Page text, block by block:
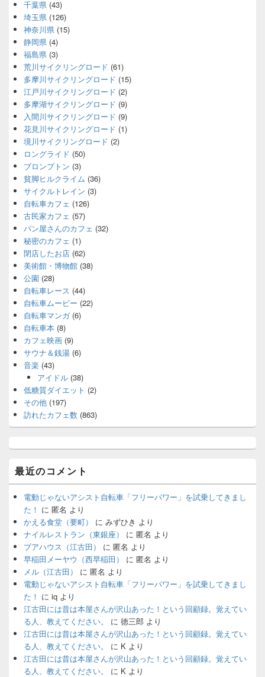
千葉県 (43)
埼玉県 (126)
神奈川県 (15)
静岡県 (4)
福島県 (3)
荒川サイクリングロード (61)
多摩川サイクリングロード (15)
江戸川サイクリングロード (2)
多摩湖サイクリングロード (9)
入間川サイクリングロード (9)
花見川サイクリングロード (1)
境川サイクリングロード (2)
ロングライド (50)
ブロンプトン (3)
貧脚ヒルクライム (36)
サイクルトレイン (3)
自転車カフェ (126)
古民家カフェ (57)
パン屋さんのカフェ (32)
秘密のカフェ (1)
閉店したお店 (62)
美術館・博物館 (38)
公園 (28)
自転車レース (44)
自転車ムービー (22)
自転車マンガ(6)
自転車本 (8)
カフェ映画 (9)
サウナ＆銭湯 (6)
音楽 (43)
アイドル(38)
低糖質ダイエット (2)
その他 (197)
訪れたカフェ数 (863)
最近のコメント
電動じゃないアシスト自転車「フリーパワー」を試乗してきまし
た！ に 匿名 より
かえる食堂（要町）
に みずひき より
ナイルレストラン（東銀座）
に 匿名 より
プアハウス（江古田）
に 匿名 より
早稲田メーヤウ（西早稲田）
に 匿名 より
メル（江古田）
に 匿名 より
電動じゃないアシスト自転車「フリーパワー」を試乗してきまし
た！ に iq より
江古田には昔は本屋さんが沢山あった！という回顧録。覚えてい
る人、教えてください。
に 徳三郎 より
江古田には昔は本屋さんが沢山あった！という回顧録。覚えてい
る人、教えてください。
に K より
江古田には昔は本屋さんが沢山あった！という回顧録。覚えてい
る人、教えてください。
に K より